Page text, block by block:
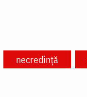
necredință